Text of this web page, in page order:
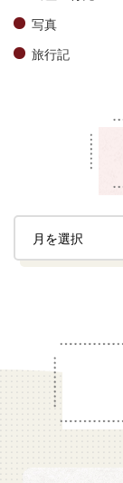
写真
旅行記